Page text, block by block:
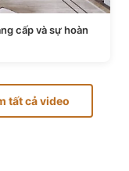
cấp và sự hoàn
tất cả video